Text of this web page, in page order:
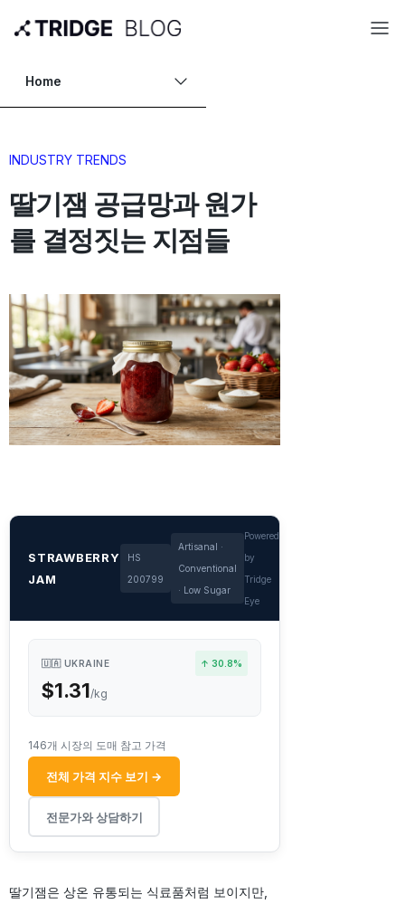
Home
INDUSTRY TRENDS
딸기잼 공급망과 원가
를 결정짓는 지점들
STRAWBERRY
JAM
HS
200799
Artisanal ·
Conventional
· Low Sugar
Powered
by
Tridge
Eye
🇺🇦 UKRAINE ↑ 30.8%
$1.31/kg
146개 시장의 도매 참고 가격
전체 가격 지수 보기 →
전문가와 상담하기
딸기잼은 상온 유통되는 식료품처럼 보이지만,